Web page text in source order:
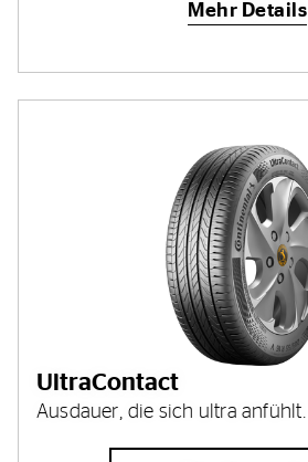
Mehr Details
UltraContact
Ausdauer, die sich ultra anfühlt.